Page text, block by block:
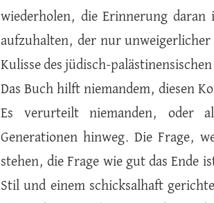
wiederholen, die Erinnerung
aufzuhalten, der nur
Kulisse des jüdisch-
Das Buch hilft niemandem, diesen
Es verurteilt niemanden, oder
Generationen hinweg. Die Frage,
stehen, die Frage wie gut das Ende
Stil und einem schicksalhaft